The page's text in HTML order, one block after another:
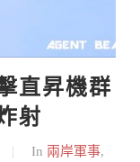
直昇機群
射
In 兩岸軍事,